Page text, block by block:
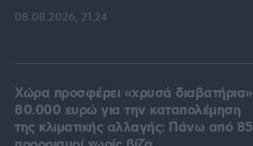
08.08.2026, 21:24
Χώρα προσφέρει «χρυσά διαβατήρια»
80.000 ευρώ για την καταπολέμηση
της κλιματικής αλλαγής: Πάνω από 85